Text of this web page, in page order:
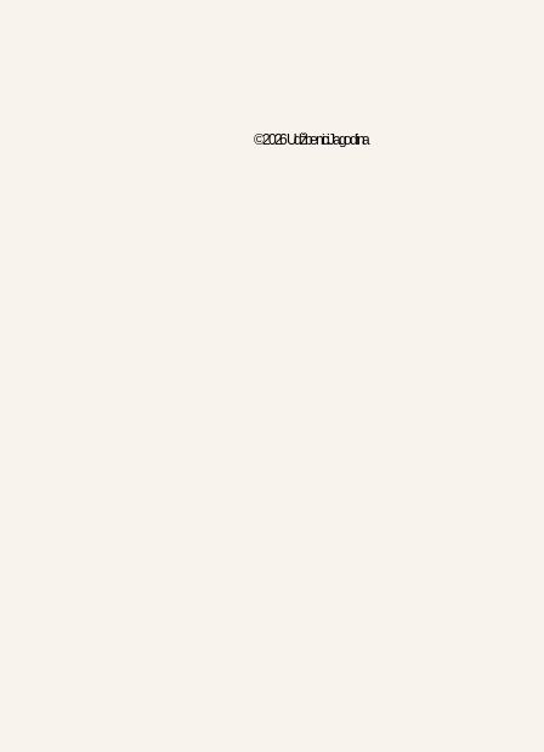
© 2026 Udžbenici Jagodina